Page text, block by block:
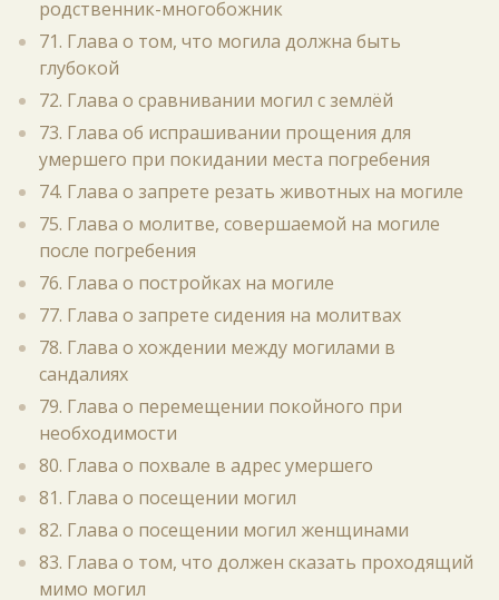
родственник-многобожник
71. Глава о том, что могила должна быть
глубокой
72. Глава о сравнивании могил с землёй
73. Глава об испрашивании прощения для
умершего при покидании места погребения
74. Глава о запрете резать животных на могиле
75. Глава о молитве, совершаемой на могиле
после погребения
76. Глава о постройках на могиле
77. Глава о запрете сидения на молитвах
78. Глава о хождении между могилами в
сандалиях
79. Глава о перемещении покойного при
необходимости
80. Глава о похвале в адрес умершего
81. Глава о посещении могил
82. Глава о посещении могил женщинами
83. Глава о том, что должен сказать проходящий
мимо могил